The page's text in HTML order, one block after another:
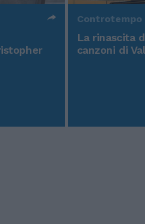
Controtempo
La rinascita
canzoni di